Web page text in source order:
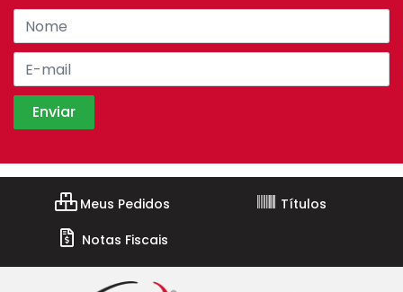
Meus Pedidos
Títulos
Notas Fiscais